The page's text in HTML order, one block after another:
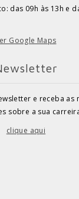
das 09h às 13h e
Google Maps
e receba as
sobre a sua
clique aqui